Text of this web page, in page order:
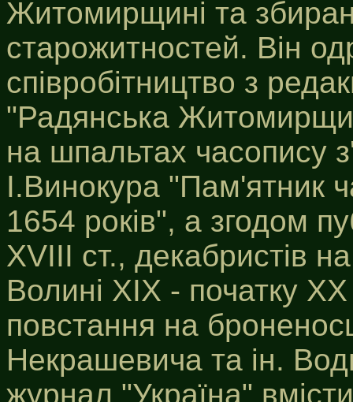
Житомирщині та
старожитностей. Він
співробітництво з
"Радянська
на шпальтах часопису
І.Винокура "Пам'ятник
1654 років", а згодом
ХVІІІ ст., декабристів
Волині ХІХ - початку
повстання на
Некрашевича та ін.
журнал "Україна"